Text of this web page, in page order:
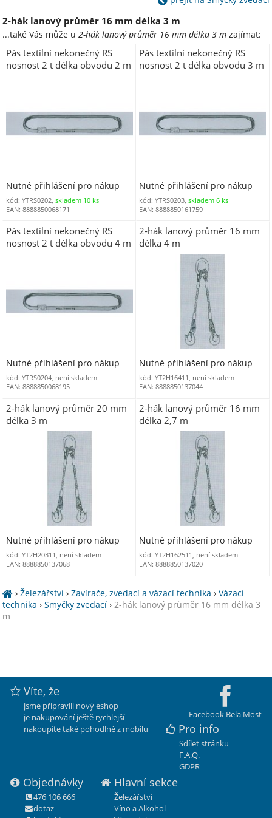
2-hák lanový průměr 16 mm délka 3 m
...také Vás může u2-hák lanový průměr 16 mm délka 3 m zajímat:
Pás textilní nekonečný RS
nosnost 2 t délka obvodu 2 m
Nutné přihlášení pro nákup
kód: YTRS0202, skladem 10 ks
EAN: 8888850068171
Pás textilní nekonečný RS
nosnost 2 t délka obvodu 3 m
Nutné přihlášení pro nákup
kód: YTRS0203,skladem 6 ks
EAN: 8888850161759
Pás textilní nekonečný RS
nosnost 2 t délka obvodu 4 m
Nutné přihlášení pro nákup
kód: YTRS0204, není skladem
EAN: 8888850068195
2-hák lanový průměr 16 mm
délka 4 m
Nutné přihlášení pro nákup
kód: YT2H16411, není skladem
EAN: 8888850137044
2-hák lanový průměr 20 mm
délka 3 m
Nutné přihlášení pro nákup
kód: YT2H20311, není skladem
EAN: 8888850137068
2-hák lanový průměr 16 mm
délka 2,7 m
Nutné přihlášení pro nákup
kód: YT2H162511, není skladem
EAN: 8888850137020
›Železářství ›Zavírače, zvedací a vázací technika ›Vázací
technika ›Smyčky zvedací ›2-hák lanový průměr 16 mm délka 3
m
Facebook Bela Most
Víte, že
jsme připravili nový eshop
je nakupování ještě rychlejší
nakoupíte také pohodlně z mobilu
Pro info
Sdílet stránku
F.A.Q.
GDPR
Objednávky
476 106 666
dotaz
Hlavní sekce
Železářství
Víno a Alkohol